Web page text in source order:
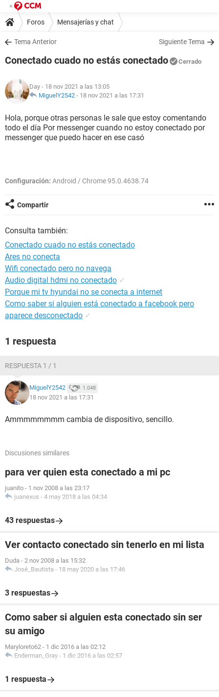
Foros Mensajerías y chat
Tema Anterior Siguiente Tema
Conectado cuado no estás conectado Cerrado
Day - 18 nov 2021 a las 13:05
MiguelY2542 - 18 nov 2021 a las 17:31
Hola, porque otras personas le sale que estoy comentando
todo el día Por messenger cuando no estoy conectado por
messenger que puedo hacer en ese casó
Configuración: Android / Chrome 95.0.4638.74
Compartir
Consulta también:
Conectado cuado no estás conectado
Ares no conecta
Wifi conectado pero no navega
Audio digital hdmi no conectado ✓
Porque mi tv hyundai no se conecta a internet
Como saber si alguien está conectado a facebook pero
aparece desconectado ✓
1 respuesta
RESPUESTA 1 / 1
MiguelY2542 1.048
18 nov 2021 a las 17:31
Ammmmmmmm cambia de dispositivo, sencillo.
Discusiones similares
para ver quien esta conectado a mi pc
juanito - 1 nov 2008 a las 23:17
juanexus - 4 may 2018 a las 04:34
43 respuestas
Ver contacto conectado sin tenerlo en mi lista
Duda - 2 nov 2008 a las 15:32
José_Bautista - 18 may 2020 a las 17:46
3 respuestas
Como saber si alguien esta conectado sin ser
su amigo
Maryloreto62 - 1 dic 2016 a las 02:12
Enderman_Gray - 1 dic 2016 a las 02:57
1 respuesta